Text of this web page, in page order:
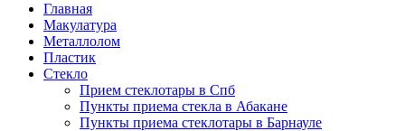
Главная
Макулатура
Металлолом
Пластик
Стекло
Прием стеклотары в Спб
Пункты приема стекла в Абакане
Пункты приема стеклотары в Барнауле